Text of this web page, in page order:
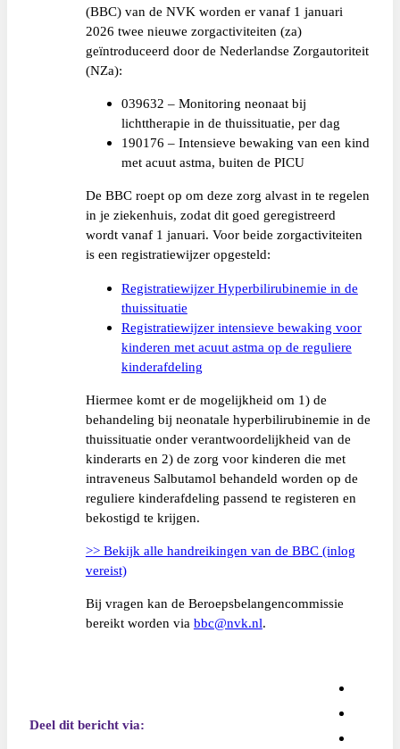
(BBC) van de NVK worden er vanaf 1 januari
2026 twee nieuwe zorgactiviteiten (za)
geïntroduceerd door de Nederlandse Zorgautoriteit
(NZa):
039632 – Monitoring neonaat bij
lichttherapie in de thuissituatie, per dag
190176 – Intensieve bewaking van een kind
met acuut astma, buiten de PICU
De BBC roept op om deze zorg alvast in te regelen
in je ziekenhuis, zodat dit goed geregistreerd
wordt vanaf 1 januari. Voor beide zorgactiviteiten
is een registratiewijzer opgesteld:
Registratiewijzer Hyperbilirubinemie in de
thuissituatie
Registratiewijzer intensieve bewaking voor
kinderen met acuut astma op de reguliere
kinderafdeling
Hiermee komt er de mogelijkheid om 1) de
behandeling bij neonatale hyperbilirubinemie in de
thuissituatie onder verantwoordelijkheid van de
kinderarts en 2) de zorg voor kinderen die met
intraveneus Salbutamol behandeld worden op de
reguliere kinderafdeling passend te registeren en
bekostigd te krijgen.
>> Bekijk alle handreikingen van de BBC (inlog
vereist)
Bij vragen kan de Beroepsbelangencommissie
bereikt worden via bbc@nvk.nl.
Deel dit bericht via: